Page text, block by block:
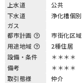
上水道
公共
下水道
浄化槽個別
ガス
都市計画
市街化区域
用途地域
2種住居
設備・条件
＊＊＊＊
備考
＊＊＊＊
取引態様
仲介